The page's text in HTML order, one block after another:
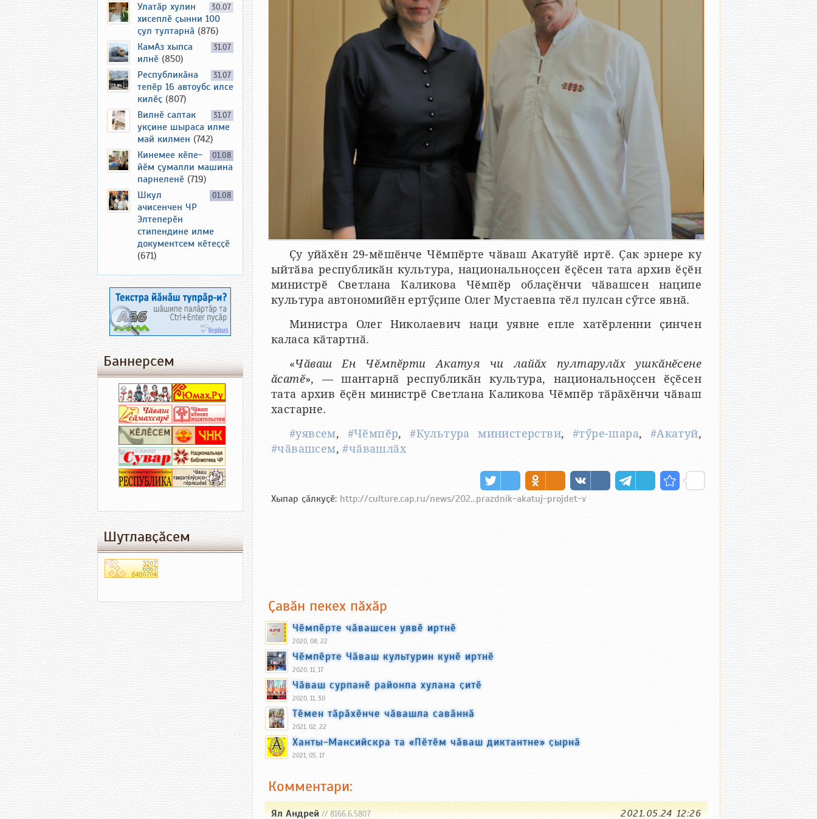
Ҫу уйӑхӗн 29-мӗшӗнче Чӗмпӗрте чӑваш Акатуйӗ иртӗ. Ҫак эрнере ку
ыйтӑва республикӑн культура, национальноҫсен ӗҫӗсен тата архив ӗҫӗн
министрӗ Светлана Каликова Чӗмпӗр облаҫӗнчи чӑвашсен наципе
культура автономийӗн ертӳҫипе Олег Мустаевпа тӗл пулсан сӳтсе явнӑ.
Министра Олег Николаевич наци уявне епле хатӗрленни ҫинчен
каласа кӑтартнӑ.
«Чӑваш Ен Чӗмпӗрти Акатуя чи лайӑх пултарулӑх ушкӑнӗсене
ӑсатӗ», — шантарнӑ республикӑн культура, национальноҫсен ӗҫӗсен
тата архив ӗҫӗн министрӗ Светлана Каликова Чӗмпӗр тӑрӑхӗнчи чӑваш
хастарне.
#уявсем, #Чӗмпӗр,#Культура министерстви, #тӳре-шара, #Акатуй,
#чӑвашсем,#чӑвашлӑх
Хыпар ҫӑлкуҫӗ: http://culture.cap.ru/news/202...prazdnik-akatuj-projdet-v
Ҫавӑн пекех пӑхӑр
Чӗмпӗрте чӑвашсен уявӗ иртнӗ
2020, 08, 22
Чӗмпӗрте Чӑваш культурин кунӗ иртнӗ
2020, 11, 17
Чӑваш сурпанӗ районпа хулана ҫитӗ
2020, 11, 30
Тӗмен тӑрӑхӗнче чӑвашла савӑннӑ
2021, 02, 22
Ханты-Мансийскра та «Пӗтӗм чӑваш диктантне» ҫырнӑ
2021, 05, 17
Комментари:
Ял Андрей// 8166.6.5807 2021.05.24 12:26
30.07
Улатӑр хулин
хисеплӗ ҫынни 100
ҫул тултарнӑ (876)
31.07
КамАз хыпса
илнӗ (850)
31.07
Республикӑна
тепӗр 16 автоубс илсе
килӗҫ (807)
31.07
Вилнӗ салтак
укҫине шыраса илме
май килмен (742)
01.08
Кинемее кӗпе-
йӗм ҫумалли машина
парнеленӗ (719)
01.08
Шкул
ачисенчен ЧР
Элтеперӗн
стипендине илме
документсем кӗтеҫҫӗ
(671)
Баннерсем
Шутлавҫӑсем